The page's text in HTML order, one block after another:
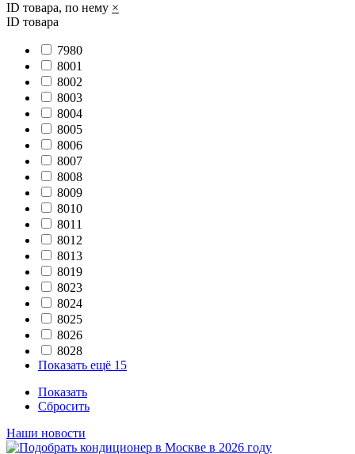
ID товара, по нему ×
ID товара
7980
8001
8002
8003
8004
8005
8006
8007
8008
8009
8010
8011
8012
8013
8019
8023
8024
8025
8026
8028
Показать ещё 15
Показать
Сбросить
Наши новости